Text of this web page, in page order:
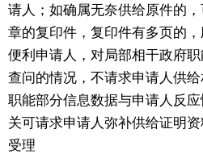
请人；如确属无奈供给原件的
章的复印件，复印件有多页
便利申请人，对局部相干政府
查问的情况，不请求申请人供
职能部分信息数据与申请人反
关可请求申请人弥补供给证明资
受理